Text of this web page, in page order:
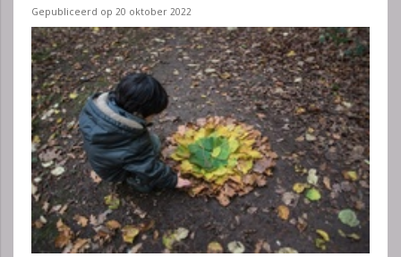
Gepubliceerd op 20 oktober 2022